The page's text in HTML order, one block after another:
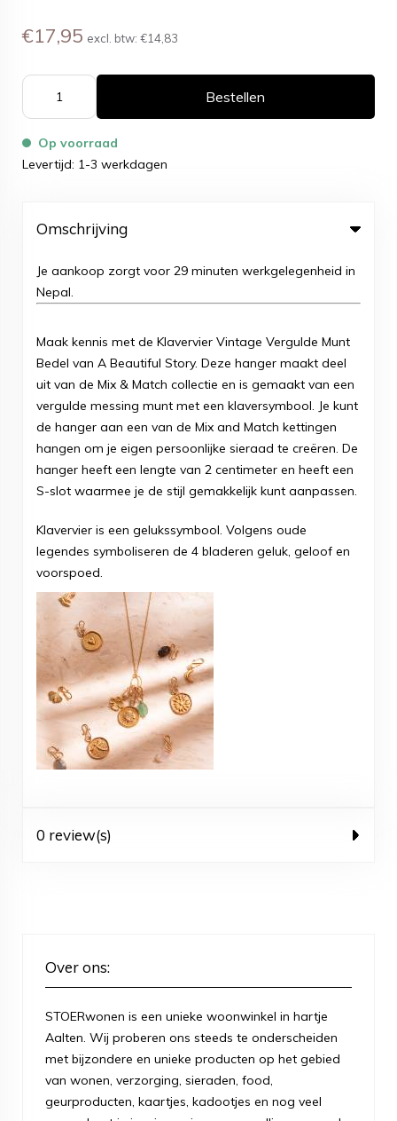
€17,95 excl. btw: €14,83
Bestellen
Op voorraad
Levertijd: 1-3 werkdagen
Omschrijving
Je aankoop zorgt voor 29 minuten werkgelegenheid in
Nepal.
Maak kennis met de Klavervier Vintage Vergulde Munt
Bedel van A Beautiful Story. Deze hanger maakt deel
uit van de Mix & Match collectie en is gemaakt van een
vergulde messing munt met een klaversymbool. Je kunt
de hanger aan een van de Mix and Match kettingen
hangen om je eigen persoonlijke sieraad te creëren. De
hanger heeft een lengte van 2 centimeter en heeft een
S-slot waarmee je de stijl gemakkelijk kunt aanpassen.
Klavervier is een gelukssymbool. Volgens oude
legendes symboliseren de 4 bladeren geluk, geloof en
voorspoed.
0 review(s)
Over ons:
STOERwonen is een unieke woonwinkel in hartje
Aalten. Wij proberen ons steeds te onderscheiden
met bijzondere en unieke producten op het gebied
van wonen, verzorging, sieraden, food,
geurproducten, kaartjes, kadootjes en nog veel